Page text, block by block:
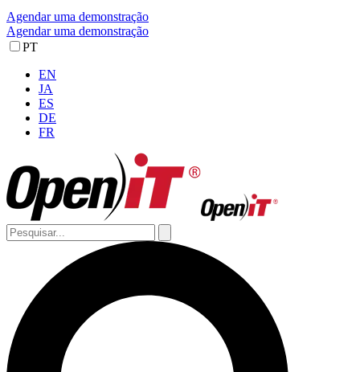
Agendar uma demonstração
Agendar uma demonstração
PT
EN
JA
ES
DE
FR